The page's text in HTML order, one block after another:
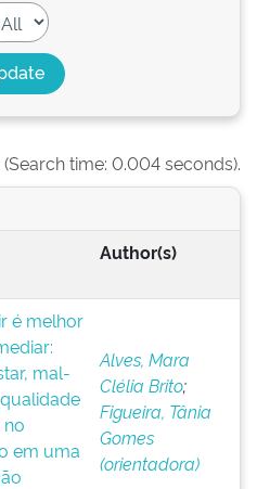
time: 0.004 seconds).
Author(s)
é melhor
mal-
em uma
Alves, Mara
Clélia Brito;
Figueira, Tânia
Gomes
(orientadora)